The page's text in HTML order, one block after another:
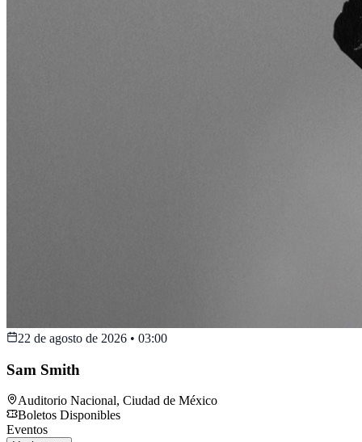
22 de agosto de 2026 • 03:00
Sam Smith
Auditorio Nacional, Ciudad de México
Boletos Disponibles
Eventos